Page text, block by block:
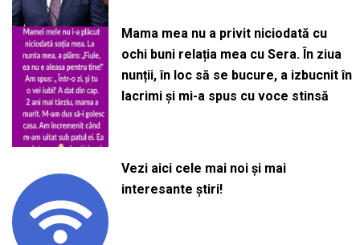
Mama mea nu a privit niciodată cu
ochi buni relația mea cu Sera. În ziua
nunții, în loc să se bucure, a izbucnit în
lacrimi și mi-a spus cu voce stinsă
Vezi aici cele mai noi și mai
interesante știri!